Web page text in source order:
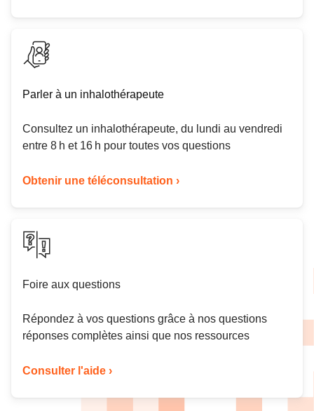
Parler à un inhalothérapeute
Consultez un inhalothérapeute, du lundi au vendredi
entre 8 h et 16 h pour toutes vos questions
Obtenir une téléconsultation ›
Foire aux questions
Répondez à vos questions grâce à nos questions
réponses complètes ainsi que nos ressources
Consulter l'aide ›